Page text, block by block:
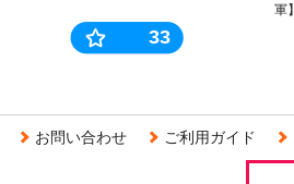
33
軍
お問い合わせ ご利用ガイド